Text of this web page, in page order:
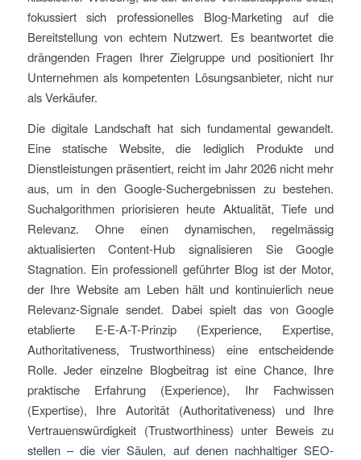
fokussiert sich professionelles Blog-Marketing auf die
Bereitstellung von echtem Nutzwert. Es beantwortet die
drängenden Fragen Ihrer Zielgruppe und positioniert Ihr
Unternehmen als kompetenten Lösungsanbieter, nicht nur
als Verkäufer.
Die digitale Landschaft hat sich fundamental gewandelt.
Eine statische Website, die lediglich Produkte und
Dienstleistungen präsentiert, reicht im Jahr 2026 nicht mehr
aus, um in den Google-Suchergebnissen zu bestehen.
Suchalgorithmen priorisieren heute Aktualität, Tiefe und
Relevanz. Ohne einen dynamischen, regelmässig
aktualisierten Content-Hub signalisieren Sie Google
Stagnation. Ein professionell geführter Blog ist der Motor,
der Ihre Website am Leben hält und kontinuierlich neue
Relevanz-Signale sendet. Dabei spielt das von Google
etablierte E-E-A-T-Prinzip (Experience, Expertise,
Authoritativeness, Trustworthiness) eine entscheidende
Rolle. Jeder einzelne Blogbeitrag ist eine Chance, Ihre
praktische Erfahrung (Experience), Ihr Fachwissen
(Expertise), Ihre Autorität (Authoritativeness) und Ihre
Vertrauenswürdigkeit (Trustworthiness) unter Beweis zu
stellen – die vier Säulen, auf denen nachhaltiger SEO-